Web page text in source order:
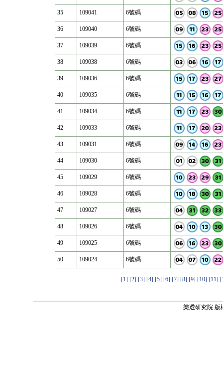
35 109041 6號碼
36 109040 6號碼
37 109039 6號碼
38 109038 6號碼
39 109036 6號碼
40 109035 6號碼
41 109034 6號碼
42 109033 6號碼
43 109031 6號碼
44 109030 6號碼
45 109029 6號碼
46 109028 6號碼
47 109027 6號碼
48 109026 6號碼
49 109025 6號碼
50 109024 6號碼
[1] [2] [3] [4] [5] [6] [7] [8] [9] [10] [11]
樂透研究院 版